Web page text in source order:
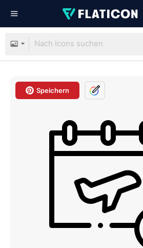
Speichern